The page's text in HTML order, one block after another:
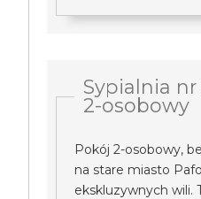
Sypialnia
2-osobowy
Pokój 2-osobowy,
na stare miasto
ekskluzywnych wili.